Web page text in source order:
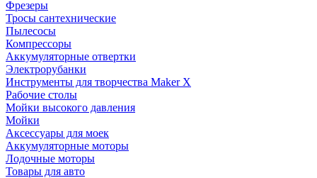
Фрезеры
Тросы сантехнические
Пылесосы
Компрессоры
Аккумуляторные отвертки
Электрорубанки
Инструменты для творчества Maker X
Рабочие столы
Мойки высокого давления
Мойки
Аксессуары для моек
Аккумуляторные моторы
Лодочные моторы
Товары для авто